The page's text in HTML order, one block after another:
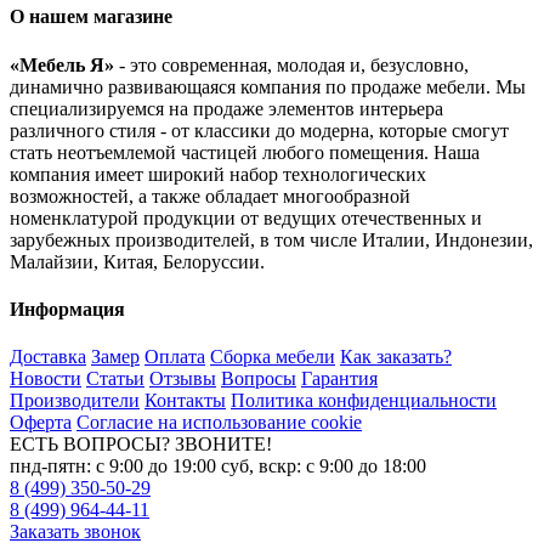
О нашем магазине
«Мебель Я» - это современная, молодая и, безусловно,
динамично развивающаяся компания по продаже мебели. Мы
специализируемся на продаже элементов интерьера
различного стиля - от классики до модерна, которые смогут
стать неотъемлемой частицей любого помещения. Наша
компания имеет широкий набор технологических
возможностей, а также обладает многообразной
номенклатурой продукции от ведущих отечественных и
зарубежных производителей, в том числе Италии, Индонезии,
Малайзии, Китая, Белоруссии.
Информация
Доставка Замер Оплата Сборка мебели Как заказать?
Новости Статьи Отзывы Вопросы Гарантия
Производители Контакты Политика конфиденциальности
Оферта Согласие на использование cookie
ЕСТЬ ВОПРОСЫ? ЗВОНИТЕ!
пнд-пятн: с 9:00 до 19:00 суб, вскр: с 9:00 до 18:00
8 (499) 350-50-29
8 (499) 964-44-11
Заказать звонок